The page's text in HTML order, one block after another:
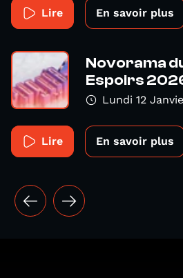
Lire En savoir plus
Novorama
Espoirs
Lundi 12
Lire En savoir plus